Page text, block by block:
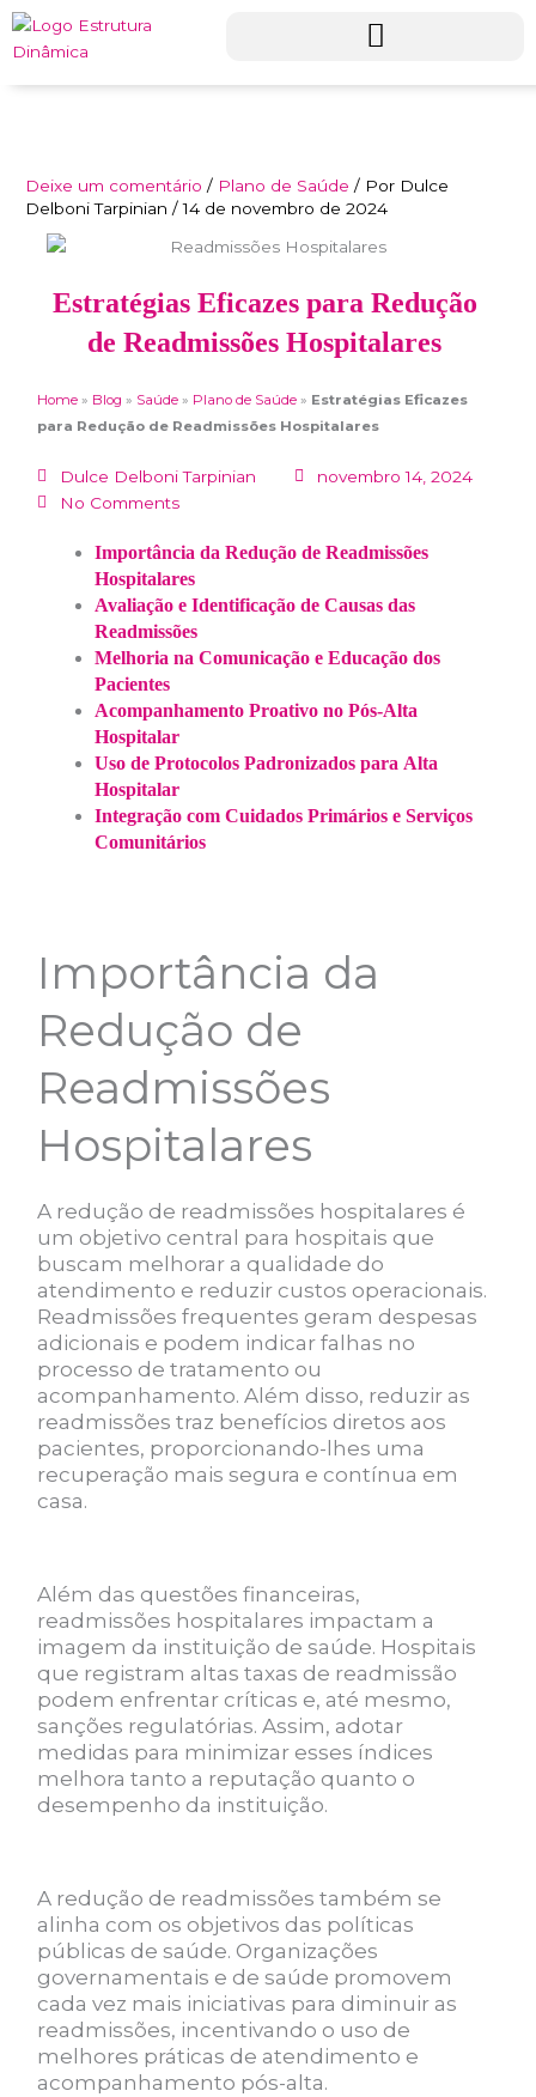
conteúdo
Deixe um comentário / Plano de Saúde / Por Dulce
Delboni Tarpinian/14 de novembro de 2024
Estratégias Eficazes para Redução
de Readmissões Hospitalares
Home » Blog » Saúde » Plano de Saúde » Estratégias Eficazes
para Redução de Readmissões Hospitalares
Dulce Delboni Tarpinian
novembro 14, 2024
No Comments
Importância da Redução de Readmissões
Hospitalares
Avaliação e Identificação de Causas das
Readmissões
Melhoria na Comunicação e Educação dos
Pacientes
Acompanhamento Proativo no Pós-Alta
Hospitalar
Uso de Protocolos Padronizados para Alta
Hospitalar
Integração com Cuidados Primários e Serviços
Comunitários
Importância da
Redução de
Readmissões
Hospitalares
A redução de readmissões hospitalares é
um objetivo central para hospitais que
buscam melhorar a qualidade do
atendimento e reduzir custos operacionais.
Readmissões frequentes geram despesas
adicionais e podem indicar falhas no
processo de tratamento ou
acompanhamento. Além disso, reduzir as
readmissões traz benefícios diretos aos
pacientes, proporcionando-lhes uma
recuperação mais segura e contínua em
casa.
Além das questões financeiras,
readmissões hospitalares impactam a
imagem da instituição de saúde. Hospitais
que registram altas taxas de readmissão
podem enfrentar críticas e, até mesmo,
sanções regulatórias. Assim, adotar
medidas para minimizar esses índices
melhora tanto a reputação quanto o
desempenho da instituição.
A redução de readmissões também se
alinha com os objetivos das políticas
públicas de saúde. Organizações
governamentais e de saúde promovem
cada vez mais iniciativas para diminuir as
readmissões, incentivando o uso de
melhores práticas de atendimento e
acompanhamento pós-alta.